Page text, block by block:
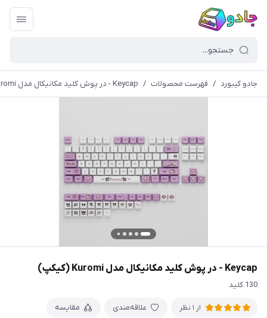
جادو کیبورد / فهرست محصولات / Keycap - در پوش کلید مکانیکال مدل Kuromi (کیکپ)
Keycap - در پوش کلید مکانیکال مدل Kuromi (کیکپ)
130 کلید
از 1 نظر علاقه‌مندی مقایسه